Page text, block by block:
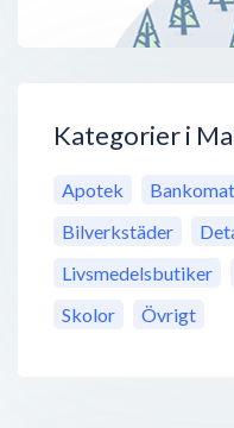
Kategorier i
Apotek
Bilverkstäder
Livsmedelsbutiker
Skolor
Övrigt